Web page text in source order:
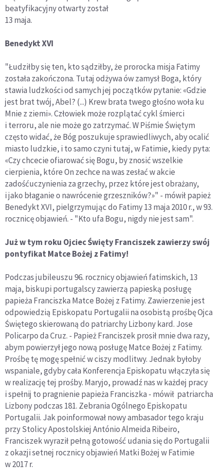
beatyfikacyjny otwarty został
13 maja.
Benedykt XVI
"Łudziłby się ten, kto sądziłby, że prorocka misja Fatimy
została zakończona. Tutaj odżywa ów zamysł Boga, który
stawia ludzkości od samych jej początków pytanie: «Gdzie
jest brat twój, Abel? (...) Krew brata twego głośno woła ku
Mnie z ziemi». Człowiek może rozplątać cykl śmierci
i terroru, ale nie może go zatrzymać. W Piśmie Świętym
często widać, że Bóg poszukuje sprawiedliwych, aby ocalić
miasto ludzkie, i to samo czyni tutaj, w Fatimie, kiedy pyta:
«Czy chcecie ofiarować się Bogu, by znosić wszelkie
cierpienia, które On zechce na was zesłać w akcie
zadośćuczynienia za grzechy, przez które jest obrażany,
i jako błaganie o nawrócenie grzeszników?»" - mówił papież
Benedykt XVI, pielgrzymując do Fatimy 13 maja 2010 r., w 93.
rocznicę objawień. - "Kto ufa Bogu, nigdy nie jest sam".
Już w tym roku Ojciec Święty Franciszek zawierzy swój
pontyfikat Matce Bożej z Fatimy!
Podczas jubileuszu 96. rocznicy objawień fatimskich, 13
maja, biskupi portugalscy zawierzą papieską posługę
papieża Franciszka Matce Bożej z Fatimy. Zawierzenie jest
odpowiedzią Episkopatu Portugalii na osobistą prośbę Ojca
Świętego skierowaną do patriarchy Lizbony kard. Jose
Policarpo da Cruz. - Papież Franciszek prosił mnie dwa razy,
abym powierzył jego nową posługę Matce Bożej z Fatimy.
Prośbę tę mogę spełnić w ciszy modlitwy. Jednak byłoby
wspaniale, gdyby cała Konferencja Episkopatu włączyła się
w realizację tej prośby. Maryjo, prowadź nas w każdej pracy
i spełnij to pragnienie papieża Franciszka - mówił patriarcha
Lizbony podczas 181. Zebrania Ogólnego Episkopatu
Portugalii. Jak poinformował nowy ambasador tego kraju
przy Stolicy Apostolskiej António Almeida Ribeiro,
Franciszek wyraził pełną gotowość udania się do Portugalii
z okazji setnej rocznicy objawień Matki Bożej w Fatimie
w 2017 r.